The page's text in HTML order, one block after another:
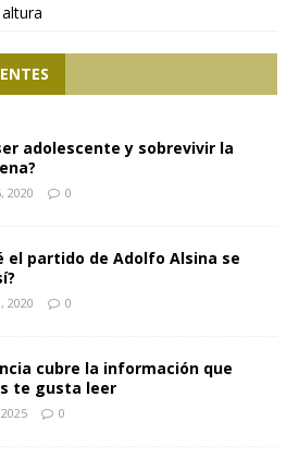
adolescente y sobrevivir la
2020 0
el partido de Adolfo Alsina se
2020 0
cubre la información que
te gusta leer
0